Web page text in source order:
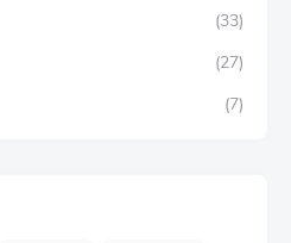
(33)
(27)
(7)